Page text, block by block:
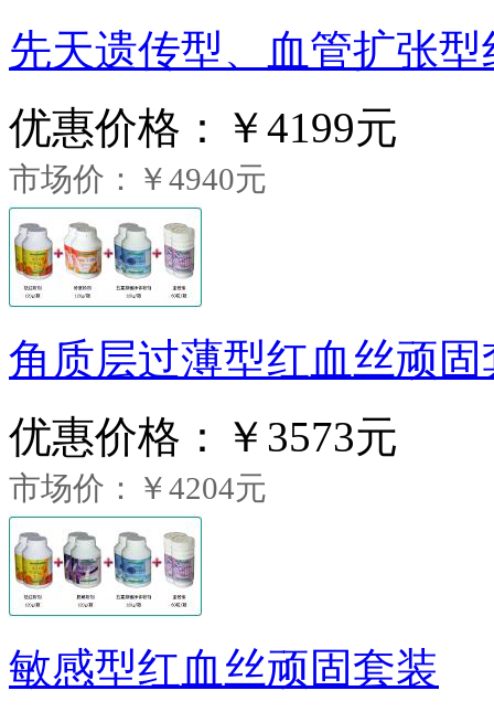
先天遗传型、血管扩张
优惠价格：
￥4199元
市场价：￥4940元
角质层过薄型红血丝顽固
优惠价格：
￥3573元
市场价：￥4204元
敏感型红血丝顽固套装